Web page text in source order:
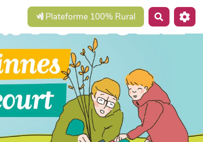
Plateforme 100% Rural